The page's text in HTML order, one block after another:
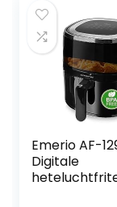
Emerio AF-
Digitale